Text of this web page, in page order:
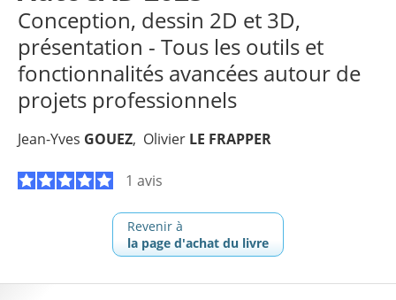
Conception, dessin 2D et 3D,
présentation - Tous les outils et
fonctionnalités avancées autour de
projets professionnels
Jean-Yves GOUEZ Olivier LE FRAPPER
1 avis
Revenir à
la page d'achat du livre